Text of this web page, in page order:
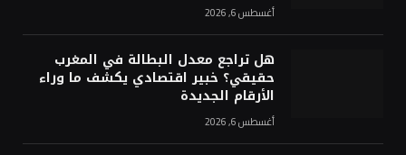
أغسطس 6, 2026
هل تراجع معدل البطالة في المغرب
حقيقي؟ خبير اقتصادي يكشف ما وراء
الأرقام الجديدة
أغسطس 6, 2026